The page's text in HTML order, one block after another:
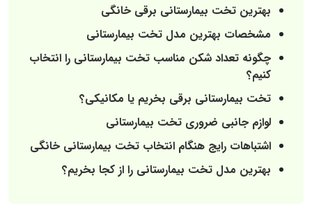
بهترین تخت بیمارستانی برقی خانگی
مشخصات بهترین مدل تخت بیمارستانی
چگونه تعداد شکن مناسب تخت بیمارستانی را انتخاب
کنیم؟
تخت بیمارستانی برقی بخریم یا مکانیکی؟
لوازم جانبی ضروری تخت بیمارستانی
اشتباهات رایج هنگام انتخاب تخت بیمارستانی خانگی
بهترین مدل تخت بیمارستانی را از کجا بخریم؟